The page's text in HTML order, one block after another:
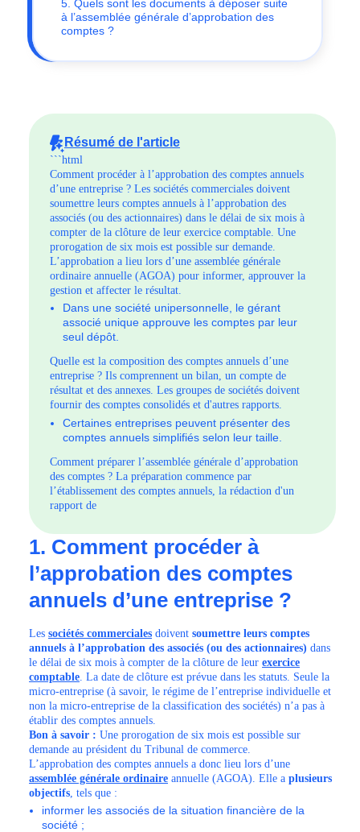
5. Quels sont les documents à déposer suite
à l’assemblée générale d’approbation des
comptes ?
Résumé de l'article
```html
Comment procéder à l’approbation des comptes annuels
d’une entreprise ? Les sociétés commerciales doivent
soumettre leurs comptes annuels à l’approbation des
associés (ou des actionnaires) dans le délai de six mois à
compter de la clôture de leur exercice comptable. Une
prorogation de six mois est possible sur demande.
L’approbation a lieu lors d’une assemblée générale
ordinaire annuelle (AGOA) pour informer, approuver la
gestion et affecter le résultat.
Dans une société unipersonnelle, le gérant
associé unique approuve les comptes par leur
seul dépôt.
Quelle est la composition des comptes annuels d’une
entreprise ? Ils comprennent un bilan, un compte de
résultat et des annexes. Les groupes de sociétés doivent
fournir des comptes consolidés et d'autres rapports.
Certaines entreprises peuvent présenter des
comptes annuels simplifiés selon leur taille.
Comment préparer l’assemblée générale d’approbation
des comptes ? La préparation commence par
l’établissement des comptes annuels, la rédaction d'un
rapport de
1. Comment procéder à
l’approbation des comptes
annuels d’une entreprise ?
Les sociétés commerciales doivent soumettre leurs comptes
annuels à l’approbation des associés (ou des actionnaires) dans
le délai de six mois à compter de la clôture de leur exercice
comptable . La date de clôture est prévue dans les statuts. Seule la
micro-entreprise (à savoir, le régime de l’entreprise individuelle et
non la micro-entreprise de la classification des sociétés) n’a pas à
établir des comptes annuels.
Bon à savoir : Une prorogation de six mois est possible sur
demande au président du Tribunal de commerce.
L’approbation des comptes annuels a donc lieu lors d’une
assemblée générale ordinaire annuelle (AGOA). Elle a plusieurs
objectifs , tels que :
informer les associés de la situation financière de la
société ;